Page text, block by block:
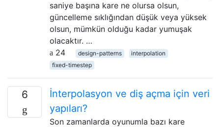
saniye başına kare ne olursa olsun,
güncelleme sıklığından düşük veya yüksek
olsun, mümkün olduğu kadar yumuşak
olacaktır. …
24
design-patterns
interpolation
fixed-timestep
6
İnterpolasyon ve diş açma için veri
yapıları?
Son zamanlarda oyunumla bazı kare